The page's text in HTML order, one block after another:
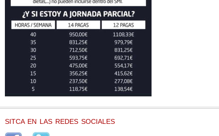
SITCA EN LAS REDES SOCIALES